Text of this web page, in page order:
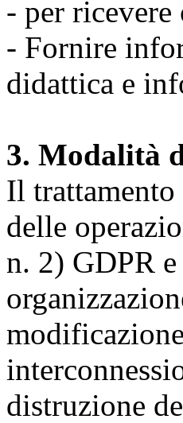
- per
- Fornire
didattica e
3. Modalità
Il trattamento
delle
n. 2) GDPR
distruzione